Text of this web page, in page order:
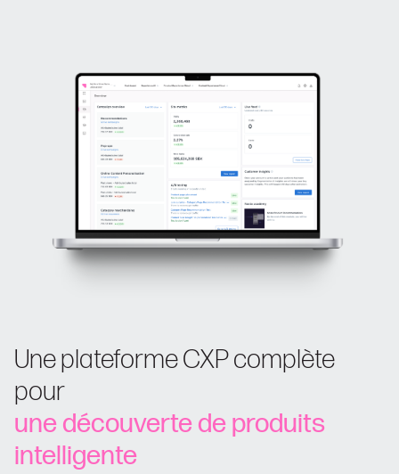
Une plateforme CXP complète
pour
une découverte de produits
intelligente